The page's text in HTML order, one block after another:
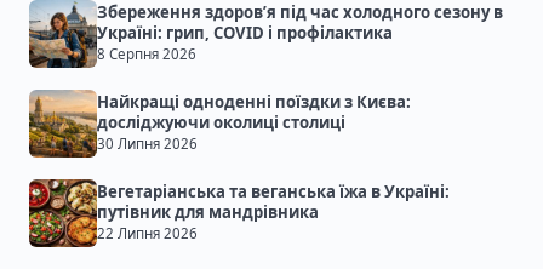
Збереження здоров’я під час холодного сезону в
Україні: грип, COVID і профілактика
8 Серпня 2026
Найкращі одноденні поїздки з Києва:
досліджуючи околиці столиці
30 Липня 2026
Вегетаріанська та веганська їжа в Україні:
путівник для мандрівника
22 Липня 2026